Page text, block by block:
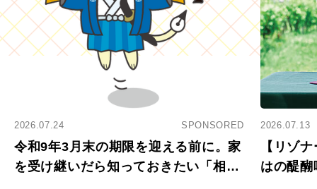
2026.07.24 SPONSORED
令和9年3月末の期限を迎える前に。家
を受け継いだら知っておきたい「相続
2026.07.13
【リゾ
はの醍